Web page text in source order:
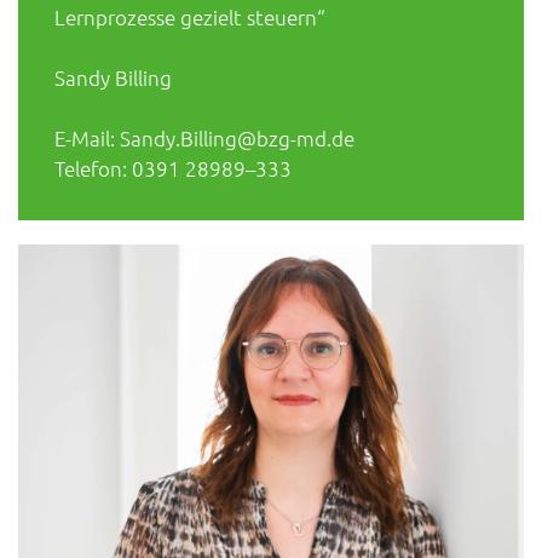
Lernprozesse gezielt steuern“
Sandy Billing
E-Mail: Sandy.Billing@bzg-md.de
Telefon: 0391 28989–333